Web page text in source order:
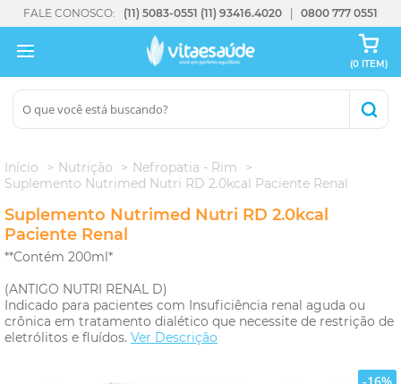
FALE CONOSCO: (11) 5083-0551 (11) 93416.4020 0800 777 0551
(0 ITEM)
Início Nutrição
Nefropatia - Rim
Suplemento Nutrimed Nutri RD 2.0kcal Paciente Renal
Suplemento Nutrimed Nutri RD 2.0kcal
Paciente Renal
**Contém 200ml*
(ANTIGO NUTRI RENAL D)
Indicado para pacientes com Insuficiência renal aguda ou
crônica em tratamento dialético que necessite de restrição de
eletrólitos e fluídos. Ver Descrição